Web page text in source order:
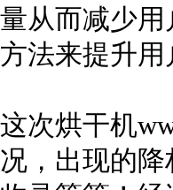
量从而减少
方法来提升
这次烘干机
况，出现的